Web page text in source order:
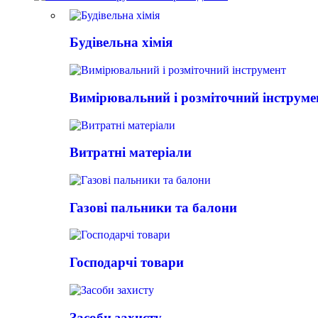
Будівельна хімія
Вимірювальний і розміточний
Витратні матеріали
Газові пальники та балони
Господарчі товари